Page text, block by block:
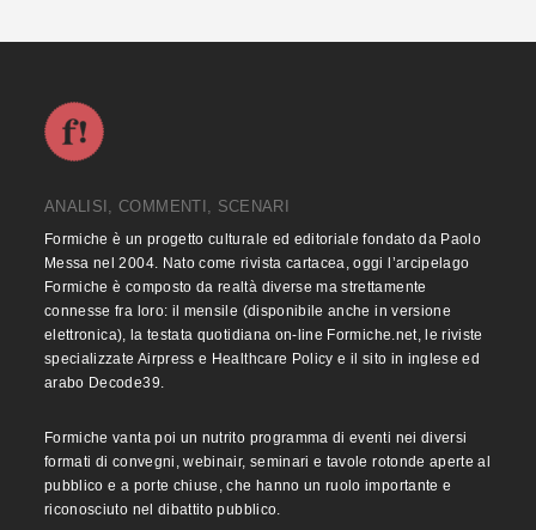
ANALISI, COMMENTI, SCENARI
Formiche è un progetto culturale ed editoriale fondato da Paolo
Messa nel 2004. Nato come rivista cartacea, oggi l’arcipelago
Formiche è composto da realtà diverse ma strettamente
connesse fra loro: il mensile (disponibile anche in versione
elettronica), la testata quotidiana on-line Formiche.net, le riviste
specializzate Airpress e Healthcare Policy e il sito in inglese ed
arabo Decode39.
Formiche vanta poi un nutrito programma di eventi nei diversi
formati di convegni, webinair, seminari e tavole rotonde aperte al
pubblico e a porte chiuse, che hanno un ruolo importante e
riconosciuto nel dibattito pubblico.